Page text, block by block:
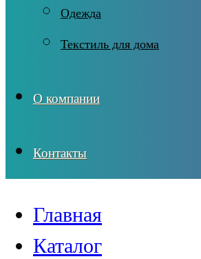
Одежда
Текстиль для дома
О компании
Контакты
Главная
Каталог